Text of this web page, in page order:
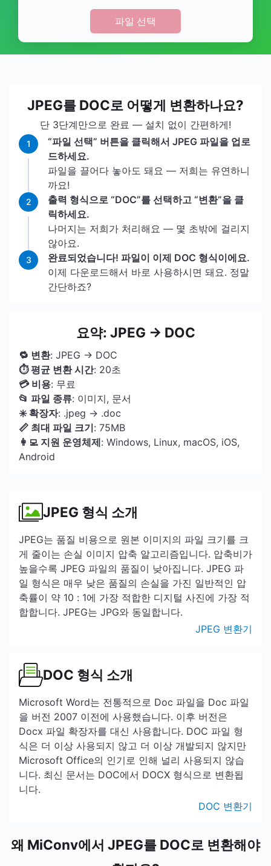
파일 선택
JPEG를 DOC로 어떻게 변환하나요?
단 3단계만으로 완료 — 설치 없이 간편하게!
1
“파일 선택” 버튼을 클릭해서 JPEG 파일을 업로
드하세요.
파일을 끌어다 놓아도 돼요 — 저희는 유연하니
까요!
2
출력 형식으로 “DOC”를 선택하고 “변환”을 클
릭하세요.
나머지는 저희가 처리해요 — 몇 초밖에 걸리지
않아요.
3
완료되었습니다! 파일이 이제 DOC 형식이에요.
이제 다운로드해서 바로 사용하시면 돼요. 정말
간단하죠?
요약: JPEG → DOC
🔁 변환: JPEG → DOC
⏱ 평균 변환 시간: 20초
💳 비용: 무료
📂 파일 종류: 이미지, 문서
✳️ 확장자: .jpeg → .doc
📏 최대 파일 크기: 75MB
👩‍💻 지원 운영체제: Windows, Linux, macOS, iOS,
Android
JPEG 형식 소개
JPEG는 품질 비용으로 원본 이미지의 파일 크기를 크
게 줄이는 손실 이미지 압축 알고리즘입니다. 압축비가
높을수록 JPEG 파일의 품질이 낮아집니다. JPEG 파
일 형식은 매우 낮은 품질의 손실을 가진 일반적인 압
축률이 약 10 : 1에 가장 적합한 디지털 사진에 가장 적
합합니다. JPEG는 JPG와 동일합니다.
JPEG 변환기
DOC 형식 소개
Microsoft Word는 전통적으로 Doc 파일을 Doc 파일
을 버전 2007 이전에 사용했습니다. 이후 버전은
Docx 파일 확장자를 대신 사용합니다. DOC 파일 형
식은 더 이상 사용되지 않고 더 이상 개발되지 않지만
Microsoft Office의 인기로 인해 널리 사용되지 않습
니다. 최신 문서는 DOC에서 DOCX 형식으로 변환됩
니다.
DOC 변환기
왜 MiConv에서 JPEG를 DOC로 변환해야